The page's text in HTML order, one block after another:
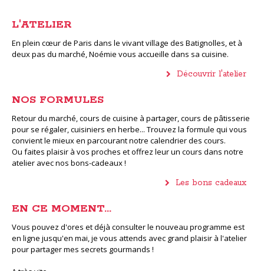
L'ATELIER
En plein cœur de Paris dans le vivant village des Batignolles, et à
deux pas du marché, Noémie vous accueille dans sa cuisine.
Découvrir l'atelier
NOS FORMULES
Retour du marché, cours de cuisine à partager, cours de pâtisserie
pour se régaler, cuisiniers en herbe... Trouvez la formule qui vous
convient le mieux en parcourant notre calendrier des cours.
Ou faites plaisir à vos proches et offrez leur un cours dans notre
atelier avec nos bons-cadeaux !
Les bons cadeaux
EN CE MOMENT...
Vous pouvez d'ores et déjà consulter le nouveau programme est
en ligne jusqu'en mai, je vous attends avec grand plaisir à l'atelier
pour partager mes secrets gourmands !